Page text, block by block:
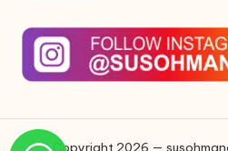
Copyright 2026 —